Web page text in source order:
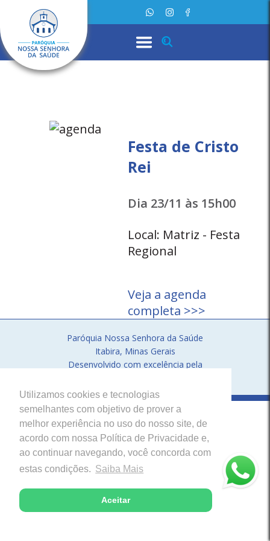
Utilizamos cookies e tecnologias
semelhantes com objetivo de prover a
melhor experiência no uso do nosso site, de
acordo com nossa Política de Privacidade e,
ao continuar navegando, você concorda com
estas condições. Saiba Mais
Aceitar
Festa de Cristo
Rei
Dia 23/11 às 15h00
Local: Matriz - Festa
Regional
Veja a agenda
completa >>>
Paróquia Nossa Senhora da Saúde
Itabira, Minas Gerais
Desenvolvido com excelência pela